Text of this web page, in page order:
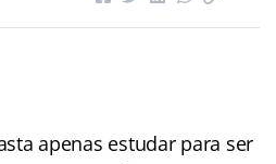
apenas estudar para ser